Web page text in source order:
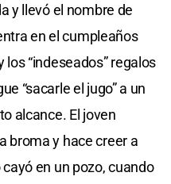
y llevó el nombre de
en el cumpleaños
“indeseados” regalos
“sacarle el jugo” a un
alcance. El joven
broma y hace creer a
en un pozo, cuando